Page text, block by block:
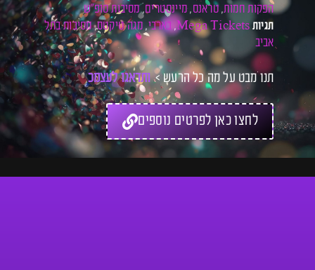
הפקות חמות, טראנס,מיינסטרים,מסיבות סופ"ש
תגיות Mega Tickets
, בארבי,מגה טיקטס,מסיבות בתל
אביב
תנו מבט על מה כל הרעש > ותדאגו לעצמכם ל
לחצו כאן לפרטים נוספים